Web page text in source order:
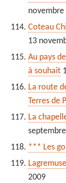
novembre
Coteau
13
Au pays
à souhait
La route
Terres de
La
*** Les
2009